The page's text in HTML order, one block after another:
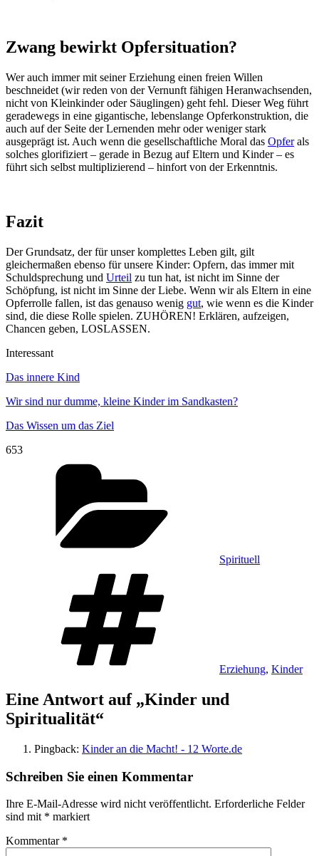
Zwang bewirkt Opfersituation?
Wer auch immer mit seiner Erziehung einen freien Willen
beschneidet (wir reden von der Vernunft fähigen Heranwachsenden,
nicht von Kleinkinder oder Säuglingen) geht fehl. Dieser Weg führt
geradewegs in eine gigantische, lebenslange Opferkonstruktion, die
auch auf der Seite der Lernenden mehr oder weniger stark
ausgeprägt ist. Auch wenn die gesellschaftliche Moral das Opferals
solches glorifiziert – gerade in Bezug auf Eltern und Kinder – es
führt sich selbst multiplizierend – hinfort von der Erkenntnis.
Fazit
Der Grundsatz, der für unser komplettes Leben gilt, gilt
gleichermaßen ebenso für unsere Kinder: Opfern, das immer mit
Schuldsprechung und Urteil zu tun hat, ist nicht im Sinne der
Schöpfung, ist nicht im Sinne der Liebe. Wenn wir als Eltern in eine
Opferrolle fallen, ist das genauso wenig gut, wie wenn es die Kinder
sind, die diese Rolle spielen. ZUHÖREN! Erklären, aufzeigen,
Chancen geben, LOSLASSEN.
Interessant
Das innere Kind
Wir sind nur dumme, kleine Kinder im Sandkasten?
Das Wissen um das Ziel
653
Spirituell
Erziehung, Kinder
Eine Antwort auf „Kinder und
Spiritualität“
Pingback: Kinder an die Macht! - 12 Worte.de
Schreiben Sie einen Kommentar
Ihre E-Mail-Adresse wird nicht veröffentlicht. Erforderliche Felder
sind mit * markiert
Kommentar *